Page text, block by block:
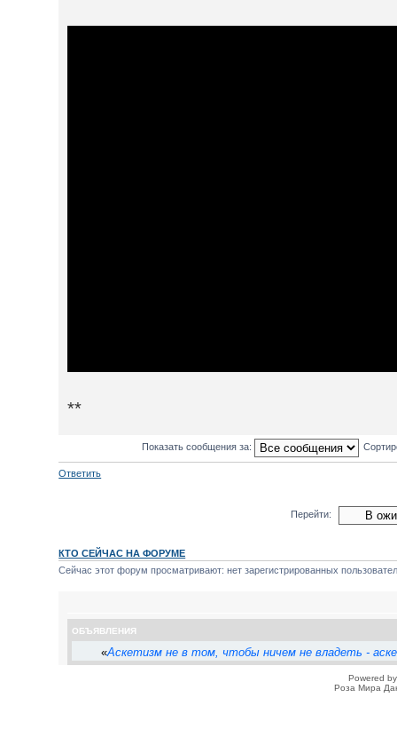
**
Показать сообщения за:
Ответить
Перейти:
КТО СЕЙЧАС НА ФОРУМЕ
Сейчас этот форум просматривают: нет зарегистрированных
ОБЪЯВЛЕНИЯ
«Аскетизм не в том, чтобы ничем не владеть -
Powered
Роза Мира